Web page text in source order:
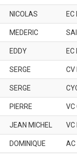
NICOLAS EC
MEDERIC
EDDY EC
SERGE CV
SERGE
PIERRE VC
JEAN MICHEL VC
DOMINIQUE AC